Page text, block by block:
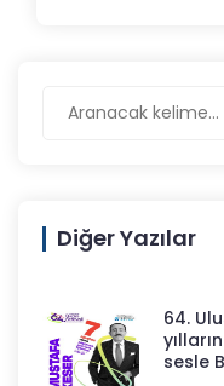
Diğer Yazılar
64.
sesle